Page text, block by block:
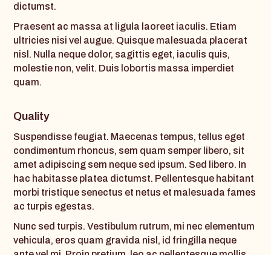
dictumst.
Praesent ac massa at ligula laoreet iaculis. Etiam
ultricies nisi vel augue. Quisque malesuada placerat
nisl. Nulla neque dolor, sagittis eget, iaculis quis,
molestie non, velit. Duis lobortis massa imperdiet
quam.
Quality
Suspendisse feugiat. Maecenas tempus, tellus eget
condimentum rhoncus, sem quam semper libero, sit
amet adipiscing sem neque sed ipsum. Sed libero. In
hac habitasse platea dictumst. Pellentesque habitant
morbi tristique senectus et netus et malesuada fames
ac turpis egestas.
Nunc sed turpis. Vestibulum rutrum, mi nec elementum
vehicula, eros quam gravida nisl, id fringilla neque